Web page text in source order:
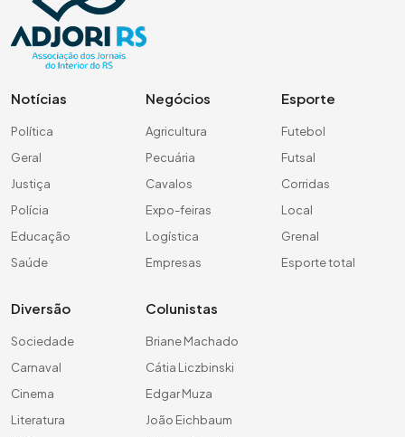
Notícias
Política
Geral
Justiça
Polícia
Educação
Saúde
Negócios
Agricultura
Pecuária
Cavalos
Expo-feiras
Logística
Empresas
Esporte
Futebol
Futsal
Corridas
Local
Grenal
Esporte total
Diversão
Sociedade
Carnaval
Cinema
Literatura
Colunistas
Briane Machado
Cátia Liczbinski
Edgar Muza
João Eichbaum